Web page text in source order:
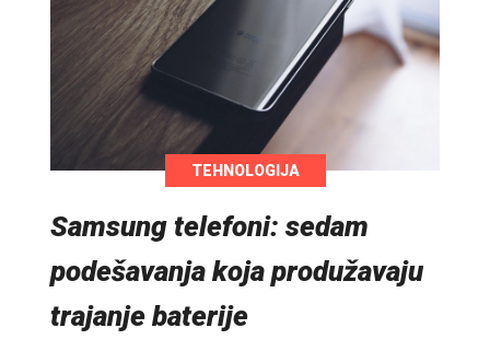
TEHNOLOGIJA
Samsung telefoni: sedam
podešavanja koja produžavaju
trajanje baterije